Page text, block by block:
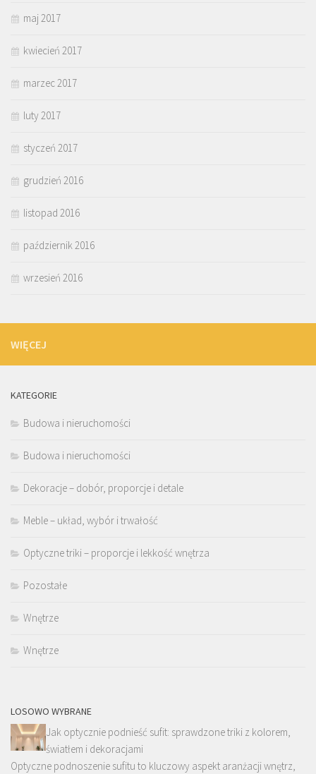
maj 2017
kwiecień 2017
marzec 2017
luty 2017
styczeń 2017
grudzień 2016
listopad 2016
październik 2016
wrzesień 2016
WIĘCEJ
KATEGORIE
Budowa i nieruchomości
Budowa i nieruchomości
Dekoracje – dobór, proporcje i detale
Meble – układ, wybór i trwałość
Optyczne triki – proporcje i lekkość wnętrza
Pozostałe
Wnętrze
Wnętrze
LOSOWO WYBRANE
Jak optycznie podnieść sufit: sprawdzone triki z kolorem,
światłem i dekoracjami
Optyczne podnoszenie sufitu to kluczowy aspekt aranżacji wnętrz,